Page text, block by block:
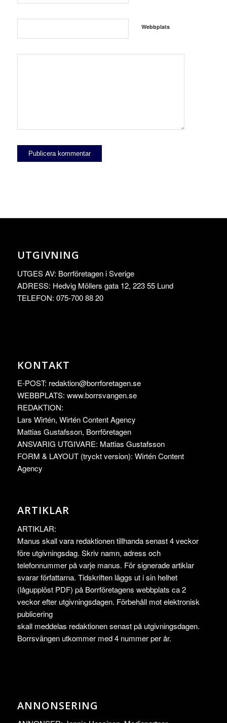
Webbplats
UTGIVNING
UTGES AV: Borrföretagen i Sverige
ADRESS: Hedvig Möllers gata 12, 223 55 Lund
TELEFON: 075-700 88 20
KONTAKT
E-POST: redaktion@borrforetagen.se
WEBBPLATS: www.borrsvangen.se
REDAKTION:
Lars Wirtén, Wirtén Content Agency
Mattias Gustafsson, Borrföretagen
ANSVARIG UTGIVARE: Mattias Gustafsson
FORM & LAYOUT (tryckt version): Wirtén Content
Agency
ARTIKLAR
ARTIKLAR:
Manus skall vara redaktionen tillhanda senast 4 veckor
före utgivningsdag. Skriv namn, adress och
telefonnummer på varje manus. För signerade artiklar
svarar författarna. Tidskriften läggs ut i sin helhet
(lågupplöst PDF) på Borrföretagens webbplats ca 2
veckor efter utgivningsdagen. Förbehåll mot elektronisk
publicering
skall meddelas redaktionen senast på utgivningsdagen.
Borrsvängen utkommer med 4 nummer per år.
ANNONSERING